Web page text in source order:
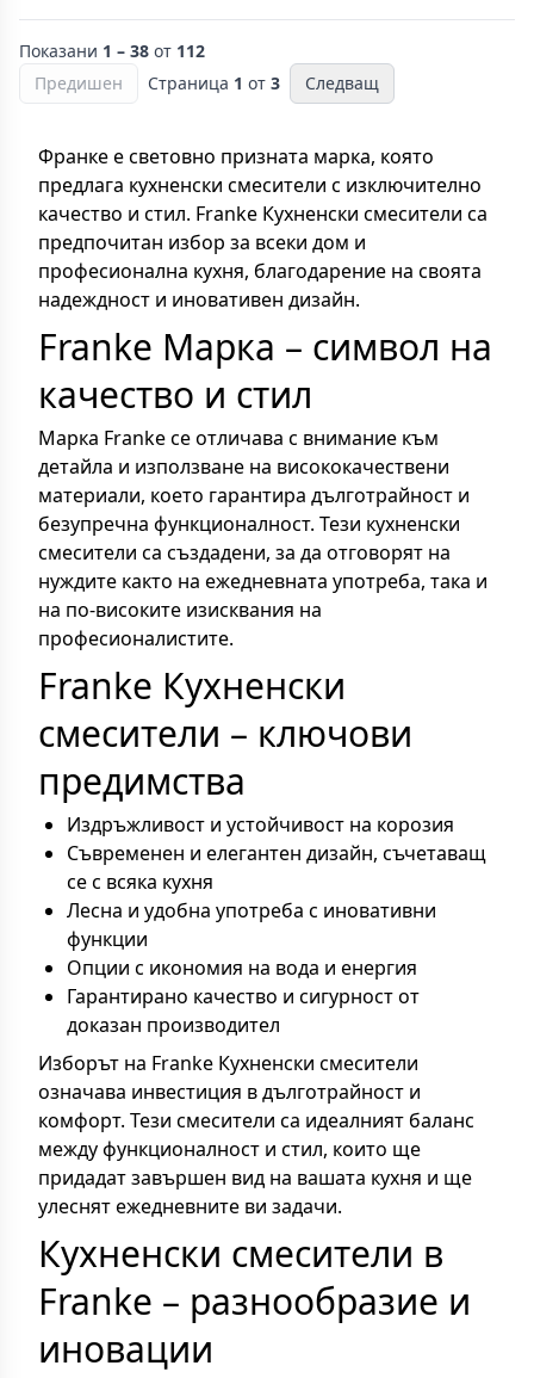
Показани 1 – 38 от 112
Предишен
Страница 1 от 3 Следващ
Франке е световно призната марка, която
предлага кухненски смесители с изключително
качество и стил. Franke Кухненски смесители са
предпочитан избор за всеки дом и
професионална кухня, благодарение на своята
надеждност и иновативен дизайн.
Franke Марка – символ на
качество и стил
Марка Franke се отличава с внимание към
детайла и използване на висококачествени
материали, което гарантира дълготрайност и
безупречна функционалност. Тези кухненски
смесители са създадени, за да отговорят на
нуждите както на ежедневната употреба, така и
на по-високите изисквания на
професионалистите.
Franke Кухненски
смесители – ключови
предимства
Издръжливост и устойчивост на корозия
Съвременен и елегантен дизайн, съчетаващ
се с всяка кухня
Лесна и удобна употреба с иновативни
функции
Опции с икономия на вода и енергия
Гарантирано качество и сигурност от
доказан производител
Изборът на Franke Кухненски смесители
означава инвестиция в дълготрайност и
комфорт. Тези смесители са идеалният баланс
между функционалност и стил, които ще
придадат завършен вид на вашата кухня и ще
улеснят ежедневните ви задачи.
Кухненски смесители в
Franke – разнообразие и
иновации